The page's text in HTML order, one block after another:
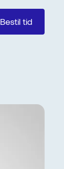
Bestil tid